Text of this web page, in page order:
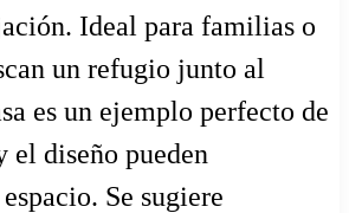
Ideal para familias o
un refugio junto al
es un ejemplo perfecto de
el diseño pueden
Se sugiere